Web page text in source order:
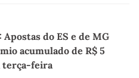
do ES e de MG
acumulado de R$ 5
terça-feira